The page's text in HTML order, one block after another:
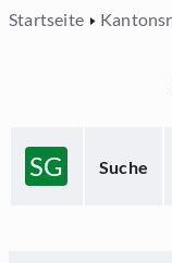
Startseite
SG Suche